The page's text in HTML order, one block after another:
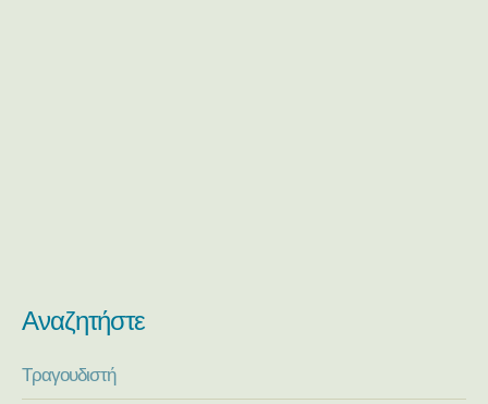
Αναζητήστε
Τραγουδιστή